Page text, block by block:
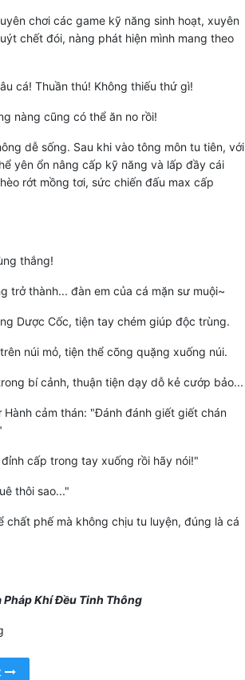
chơi các game kỹ năng sinh hoạt, xuyên
chết đói, nàng phát hiện mình mang theo
cá! Thuần thú! Không thiếu thứ gì!
nàng cũng có thể ăn no rồi!
dễ sống. Sau khi vào tông môn tu tiên, với
yên ổn nâng cấp kỹ năng và lấp đầy cái
rớt mồng tơi, sức chiến đấu max cấp
thắng!
trở thành... đàn em của cá mặn sư muội~
Dược Cốc, tiện tay chém giúp độc trùng.
núi mỏ, tiện thể cõng quặng xuống núi.
bí cảnh, thuận tiện dạy dỗ kẻ cướp bảo...
cảm thán: "Đánh đánh giết giết chán
cấp trong tay xuống rồi hãy nói!"
thôi sao..."
chất phế mà không chịu tu luyện, đúng là cá
Pháp Khí Đều Tinh Thông